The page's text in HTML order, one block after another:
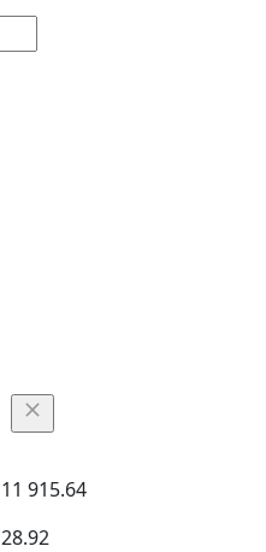
11 915.64
28.92